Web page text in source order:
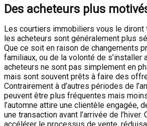
Des acheteurs plus
Les courtiers immobiliers vous le diront
les acheteurs sont généralement plus
Que ce soit en raison de changements
familiaux, ou de la volonté de s’installer
acheteurs ne sont pas simplement en
mais sont souvent prêts à faire des
Contrairement à d’autres périodes de
peuvent être plus fréquentes mais
l’automne attire une clientèle engagée,
une transaction avant l’arrivée de